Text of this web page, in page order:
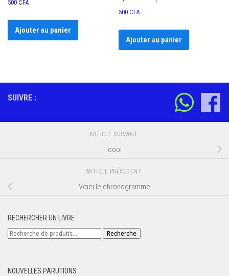
500 CFA
Ajouter au panier
500CFA
Ajouter au panier
SUIVRE :
ARTICLE SUIVANT
cool
ARTICLE PRÉCÉDENT
Voici le chronogramme
RECHERCHER UN LIVRE
Recherche
Recherche
NOUVELLES PARUTIONS